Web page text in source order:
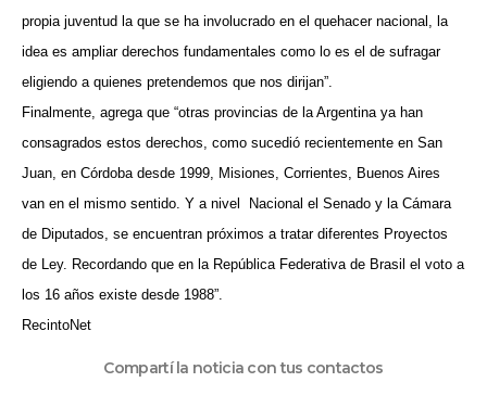
propia juventud la que se ha involucrado en el quehacer nacional, la
idea es ampliar derechos fundamentales como lo es el de sufragar
eligiendo a quienes pretendemos que nos dirijan”.
Finalmente, agrega que “otras provincias de la Argentina ya han
consagrados estos derechos, como sucedió recientemente en San
Juan, en Córdoba desde 1999, Misiones, Corrientes, Buenos Aires
van en el mismo sentido. Y a nivel
Nacional el Senado y la Cámara
de Diputados, se encuentran próximos a tratar diferentes Proyectos
de Ley. Recordando que en la República Federativa de Brasil el voto a
los 16 años existe desde 1988”.
RecintoNet
Compartí la noticia con tus contactos